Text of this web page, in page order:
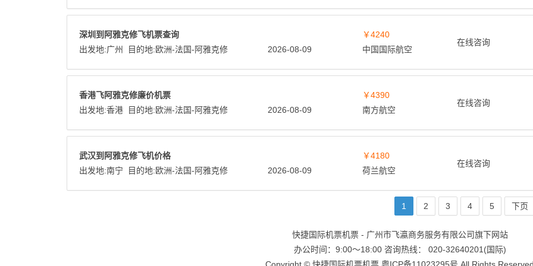
深圳到阿雅克修飞机票查询
￥4240
出发地:广州 目的地:欧洲-法国-阿雅克修 2026-08-09 中国国际航空
在线咨询
香港飞阿雅克修廉价机票
￥4390
出发地:香港 目的地:欧洲-法国-阿雅克修 2026-08-09 南方航空
在线咨询
武汉到阿雅克修飞机价格
￥4180
出发地:南宁 目的地:欧洲-法国-阿雅克修 2026-08-09 荷兰航空
在线咨询
1 2 3 4 5 下页
快捷国际机票机票 - 广州市飞瀛商务服务有限公司旗下网站
办公时间：9:00～18:00 咨询热线： 020-32640201(国际)